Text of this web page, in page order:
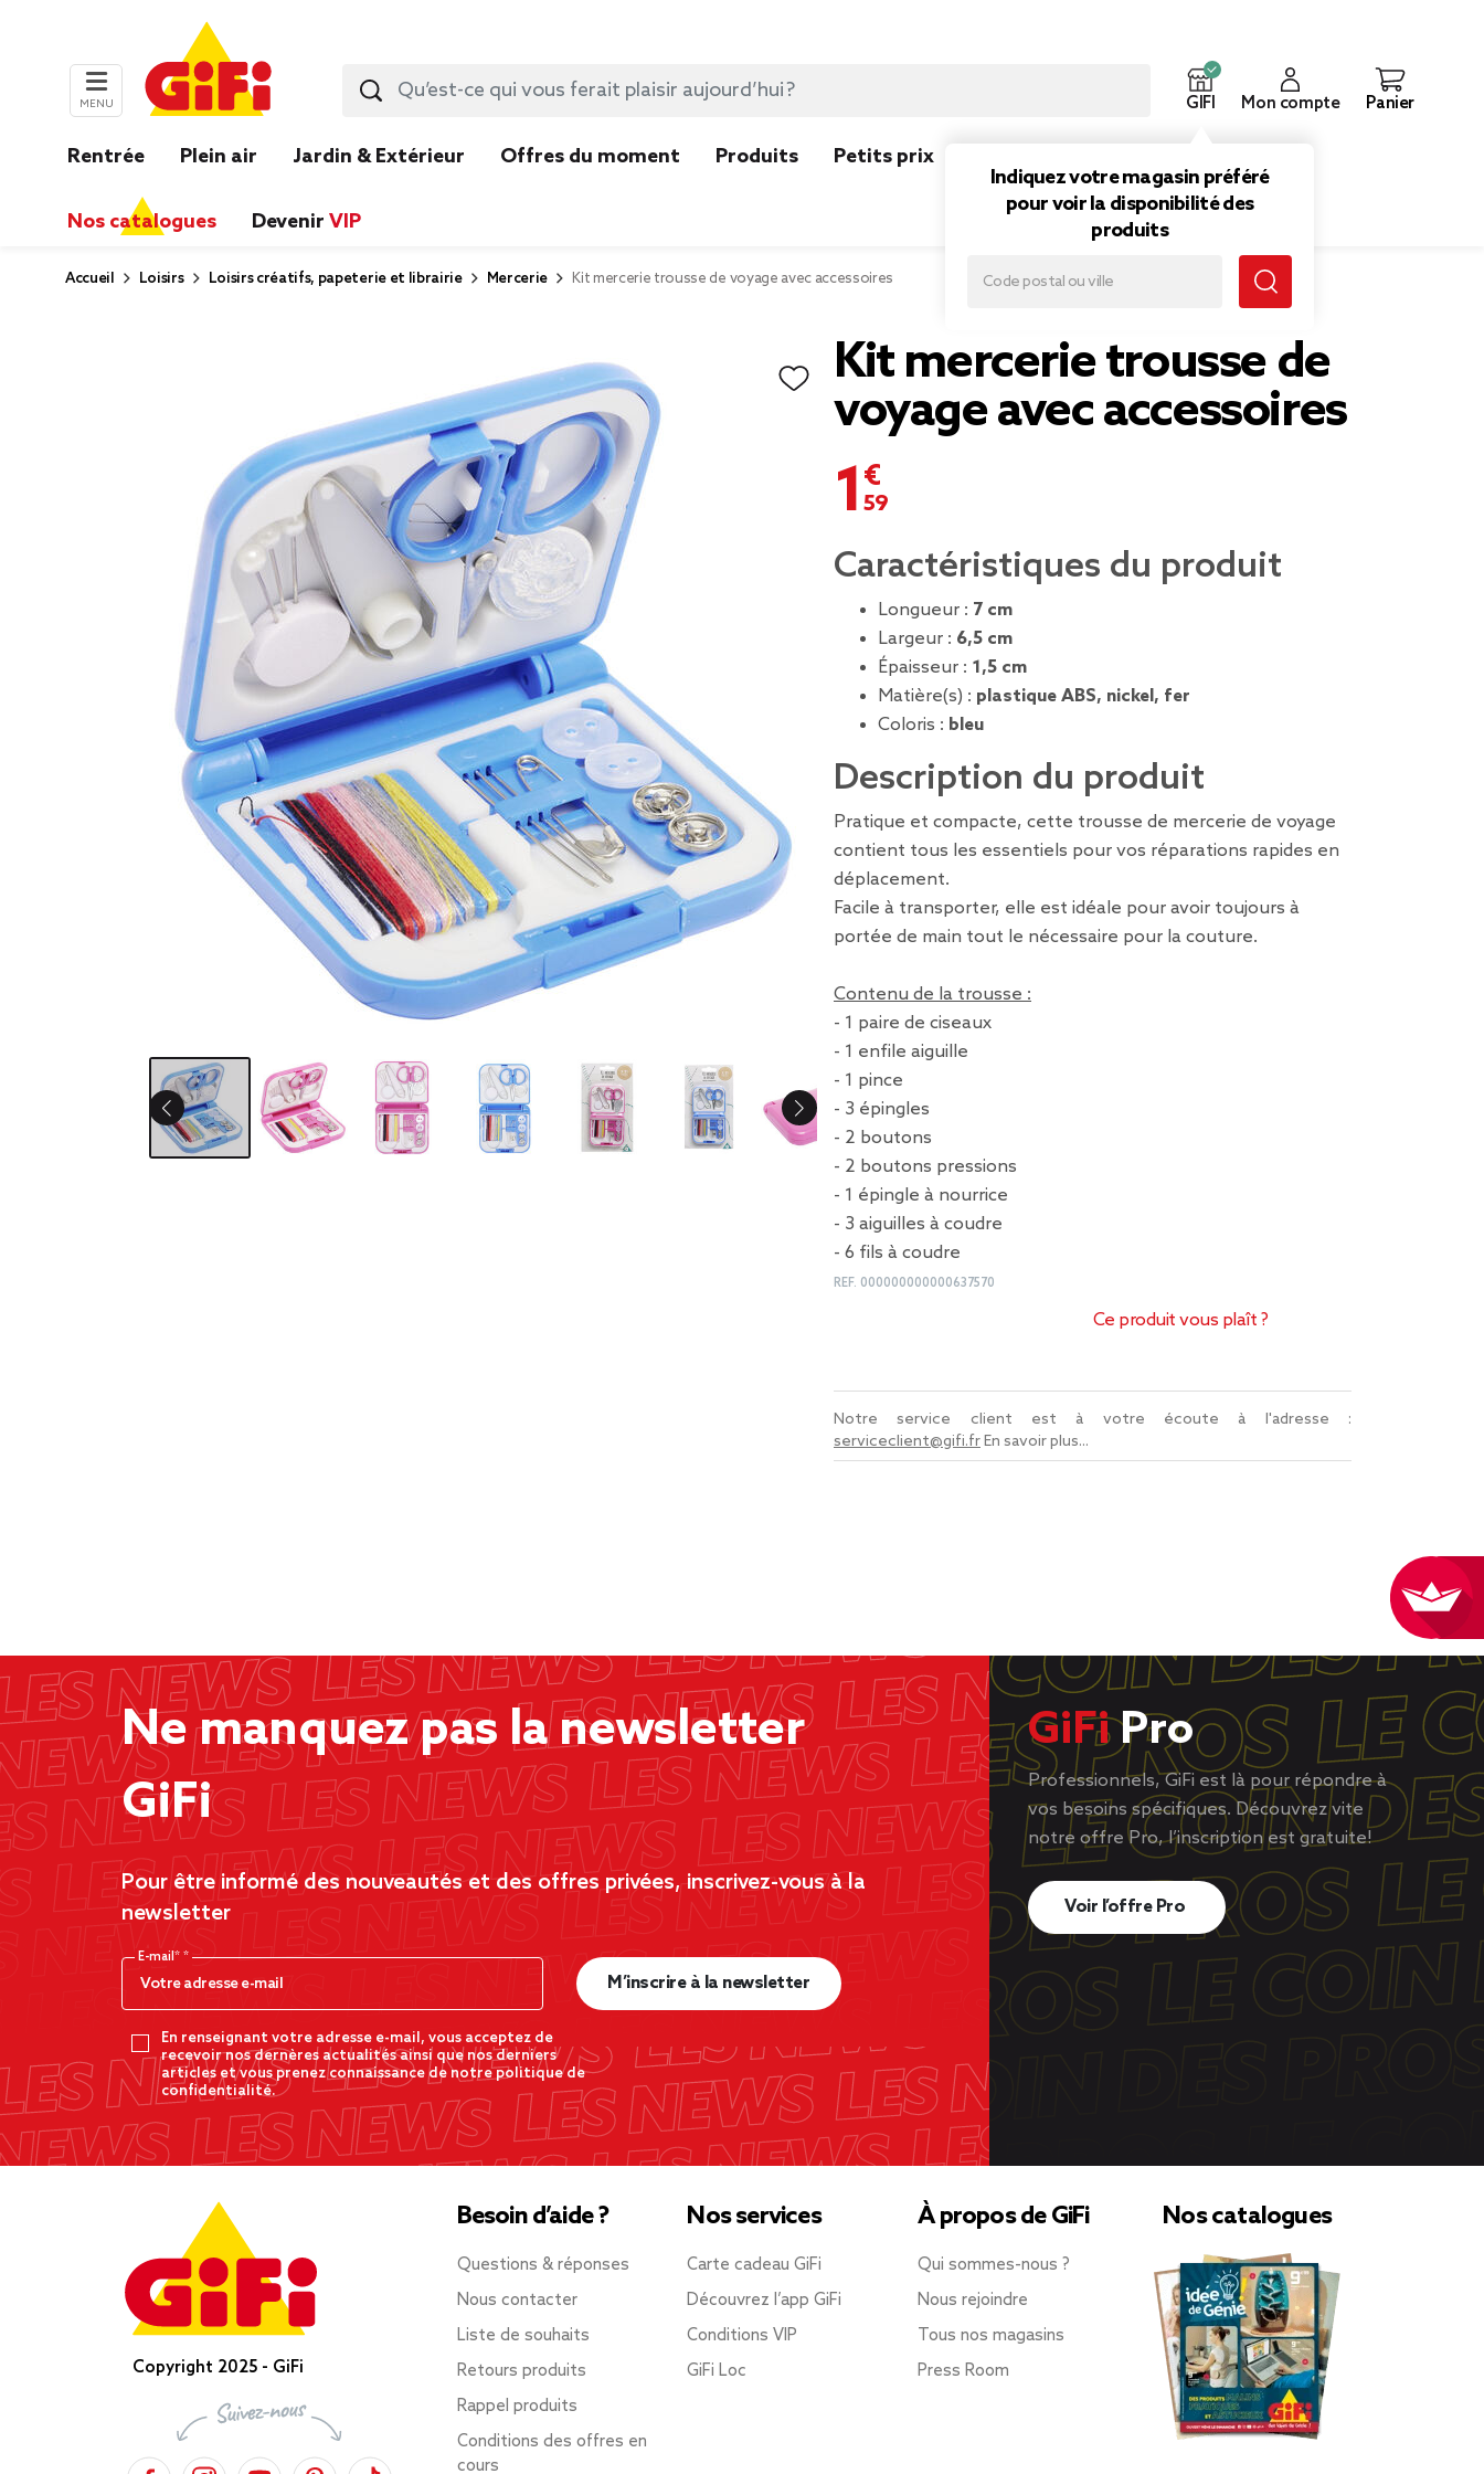
MENU GIFI
Indiquez votre magasin préféré
pour voir la disponibilité des
produits
Mon compte Panier
Rentrée Plein air Jardin & Extérieur Offres du moment Produits Petits prix
Nos catalogues Devenir VIP
Accueil Loisirs Loisirs créatifs, papeterie et librairie Mercerie Kit mercerie trousse de voyage avec accessoires
Kit mercerie trousse de
voyage avec accessoires
1,59 €
Caractéristiques du produit
Longueur : 7 cm
Largeur : 6,5 cm
Épaisseur : 1,5 cm
Matière(s) : plastique ABS, nickel, fer
Coloris : bleu
Description du produit
Pratique et compacte, cette trousse de mercerie de voyage
contient tous les essentiels pour vos réparations rapides en
déplacement.
Facile à transporter, elle est idéale pour avoir toujours à
portée de main tout le nécessaire pour la couture.
Contenu de la trousse :
- 1 paire de ciseaux
- 1 enfile aiguille
- 1 pince
- 3 épingles
- 2 boutons
- 2 boutons pressions
- 1 épingle à nourrice
- 3 aiguilles à coudre
- 6 fils à coudre
REF. 000000000000637570
Ce produit vous plaît ?
Notre service client est à votre écoute à l'adresse :
serviceclient@gifi.frEn savoir plus...
Ne manquez pas la newsletter
GiFi
Pour être informé des nouveautés et des offres privées, inscrivez-vous à la
newsletter
E-mail*
En renseignant votre adresse e-mail, vous acceptez de
recevoir nos dernères actualités ainsi que nos derniers
articles et vous prenez connaissance de notre politique de
confidentialité.
M’inscrire à la newsletter
GiFiPro
Professionnels, GiFi est là pour répondre à
vos besoins spécifiques. Découvrez vite
notre offre Pro, l’inscription est gratuite!
Voir l’offre Pro
Copyright 2025 - GiFi
Besoin d’aide ?
Questions & réponses
Nous contacter
Liste de souhaits
Retours produits
Rappel produits
Conditions des offres en
cours
Nos services
Carte cadeau GiFi
Découvrez l’app GiFi
Conditions VIP
GiFi Loc
À propos de GiFi
Qui sommes-nous ?
Nous rejoindre
Tous nos magasins
Press Room
Nos catalogues